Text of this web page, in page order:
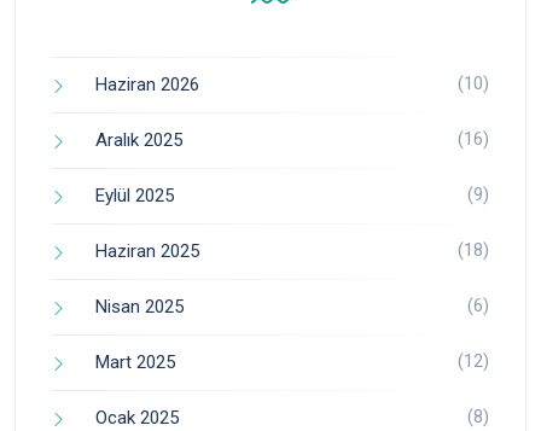
Haziran 2026 (10)
Aralık 2025 (16)
Eylül 2025 (9)
Haziran 2025 (18)
Nisan 2025 (6)
Mart 2025 (12)
Ocak 2025 (8)